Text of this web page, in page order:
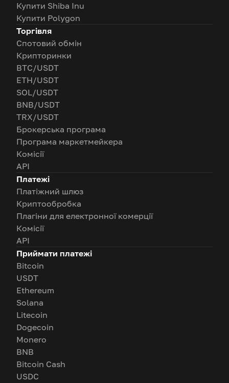
Купити Shiba Inu
Купити Polygon
Торгівля
Спотовий обмін
Крипторинки
BTC/USDT
ETH/USDT
SOL/USDT
BNB/USDT
TRX/USDT
Брокерська програма
Програма маркетмейкера
Комісії
API
Платежі
Платіжний шлюз
Криптообробка
Плагіни для електронної комерції
Комісії
API
Приймати платежі
Bitcoin
USDT
Ethereum
Solana
Litecoin
Dogecoin
Monero
BNB
Bitcoin Cash
USDC